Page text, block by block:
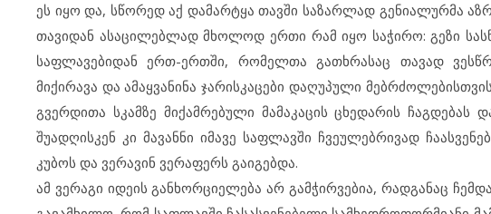
ეს იყო და, სწორედ აქ დამარტყა თავში საზარლად გენიალურმა
თავიდან ასაცილებლად მხოლოდ ერთი რამ იყო საჭირო: გეზი
საფლავებიდან ერთ-ერთში, რომელთა გათხრასაც თავად
მიქირავა და ამაყვანინა ჯარისკაცები დაღუპული
გვერდითა სკამზე მიქამრებული მამაკაცის ცხედარის ჩაგდებას
შუადღისკენ კი მავანნი იმავე საფლავში ჩვეულებრივად
კუბოს და ვერავინ ვერაფერს გაიგებდა.
ამ ვერაგი იდეის განხორციელება არ გამჭირვებია, რადგანაც